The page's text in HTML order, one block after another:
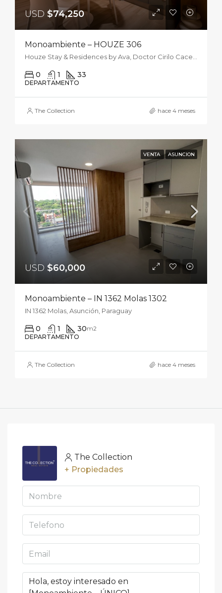
USD $74,250
Monoambiente – HOUZE 306
0 1 33
DEPARTAMENTO
The Collection hace 4 meses
VENTA ASUNCION
USD $60,000
Monoambiente – IN 1362 Molas 1302
IN 1362 Molas, Asunción, Paraguay
0 1 30m2
DEPARTAMENTO
The Collection hace 4 meses
The Collection
+ Propiedades